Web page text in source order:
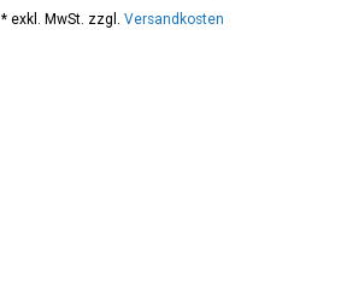
* exkl. MwSt. zzgl. Versandkosten